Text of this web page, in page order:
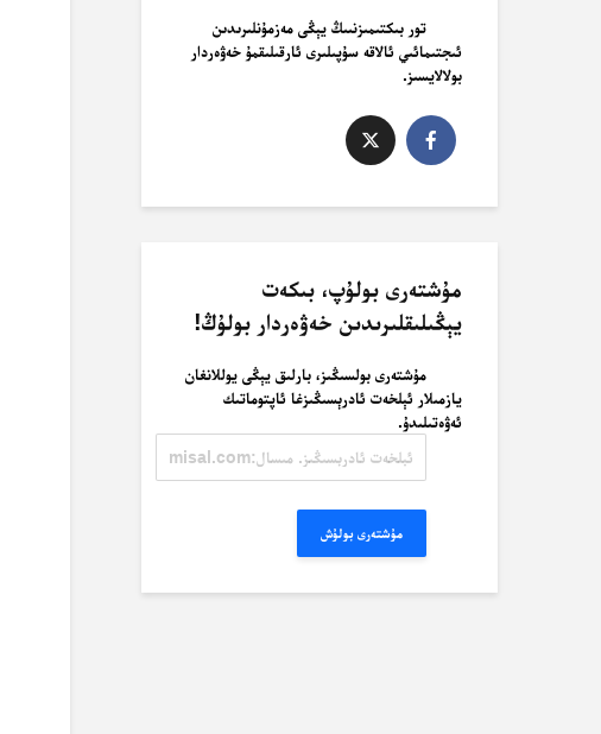
تور بىكتىمىزنىىڭ يېڭى مەزمۇنلىرىدىن
ئىجتىمائىي ئالاقە سۇپىلىرى ئارقىلىقمۇ خەۋەردار
بولالايسىز.
مۇشتەرى بولۇپ، بىكەت
يېڭىلىقلىرىدىن خەۋەردار بولۇڭ!
مۇشتەرى بولسىڭىز، بارلىق يېڭى يوللانغان
يازمىلار ئېلخەت ئادرېسىڭىزغا ئاپتوماتىك
ئەۋەتىلىدۇ.
ئادرېسىڭىز.
مۇشتەرى بولۇش